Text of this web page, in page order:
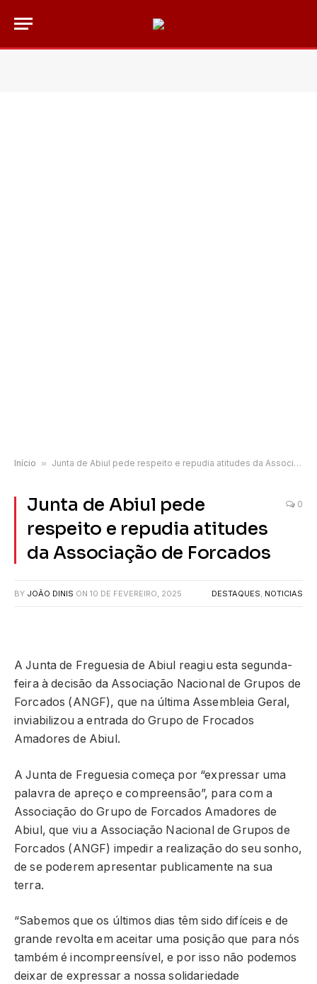
Início » Junta de Abiul pede respeito e repudia atitudes da Associação de Forcados
Junta de Abiul pede
respeito e repudia atitudes
da Associação de Forcados
0
BY JOÃO DINIS ON 10 DE FEVEREIRO, 2025 DESTAQUES, NOTICIAS
A Junta de Freguesia de Abiul reagiu esta segunda-
feira à decisão da Associação Nacional de Grupos de
Forcados (ANGF), que na última Assembleia Geral,
inviabilizou a entrada do Grupo de Frocados
Amadores de Abiul.
A Junta de Freguesia começa por “expressar uma
palavra de apreço e compreensão”, para com a
Associação do Grupo de Forcados Amadores de
Abiul, que viu a Associação Nacional de Grupos de
Forcados (ANGF) impedir a realização do seu sonho,
de se poderem apresentar publicamente na sua
terra.
“Sabemos que os últimos dias têm sido difíceis e de
grande revolta em aceitar uma posição que para nós
também é incompreensível, e por isso não podemos
deixar de expressar a nossa solidariedade